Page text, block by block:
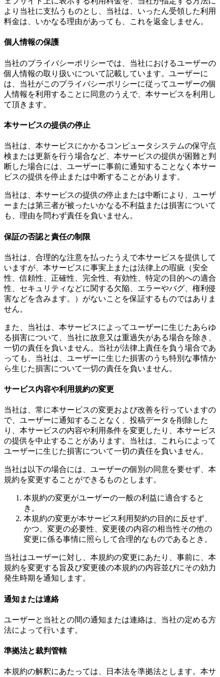
より当社に支払うものとし、当社は、いったん受領した利用
料金は、いかなる理由があっても、これを返金しません。
個人情報の保護
当社のプライバシーポリシーでは、当社におけるユーザーの
個人情報の取り扱いについて記載しています。ユーザーに
は、当社がこのプライバシーポリシーに従ってユーザーの個
人情報を利用することに同意のうえで、本サービスを利用し
て頂きます。
本サービスの提供の停止
当社は、本サービスにかかるコンピュータシステムの保守点
検または更新を行う場合など、本サービスの提供が困難と判
断した場合には、ユーザーに事前に通知することなく本サー
ビスの提供を停止または中断することがあります。
当社は、本サービスの提供の停止または中断により、ユーザ
ーまたは第三者が被ったいかなる不利益または損害について
も、理由を問わず責任を負いません。
保証の否認と責任の制限
当社は、合理的な注意を払ったうえで本サービスを提供して
いますが、本サービスに事実上または法律上の瑕疵（安全
性、信頼性、正確性、完全性、有効性、特定の目的への適合
性、セキュリティなどに関する欠陥、エラーやバグ、権利侵
害などを含みます。）がないことを保証するものではありま
せん。
また、当社は、本サービスによってユーザーに生じたあらゆ
る損害について、当社に故意又は重過失がある場合を除き、
一切の責任を負いません。当社が法律上責任を負う場合であ
っても、当社は、ユーザーに生じた損害のうち特別な事情か
ら生じた損害について一切の責任を負いません。
サービス内容や利用規約の変更
当社は、常に本サービスの変更および改善を行っていますの
で、ユーザーに通知することなく、投稿データを削除した
り、本サービスの内容や利用条件を変更したり、本サービス
の提供を中止することがあります。当社は、これらによって
ユーザーに生じた損害について一切の責任を負いません。
当社は以下の場合には、ユーザーの個別の同意を要せず、本
規約を変更することができるものとします。
本規約の変更がユーザーの一般の利益に適合すると
き。
本規約の変更が本サービス利用契約の目的に反せず、
かつ、変更の必要性、変更後の内容の相当性その他の
変更に係る事情に照らして合理的なものであるとき。
当社はユーザーに対し、本規約の変更にあたり、事前に、本
規約を変更する旨及び変更後の本規約の内容並びにその効力
発生時期を通知します。
通知または連絡
ユーザーと当社との間の通知または連絡は、当社の定める方
法によって行います。
準拠法と裁判管轄
本規約の解釈にあたっては、日本法を準拠法とします。本サ